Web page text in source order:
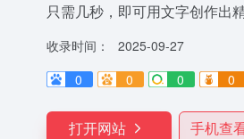
只需几秒，即可用文字创作出
收录时间：
2025-09-27
0
0 0 0
打开网站 手机查